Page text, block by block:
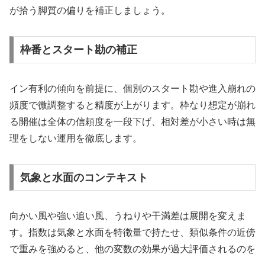
が拾う脚質の偏りを補正しましょう。
枠番とスタート勘の補正
イン有利の傾向を前提に、個別のスタート勘や進入崩れの
頻度で微調整すると精度が上がります。枠なり想定が崩れ
る開催は全体の信頼度を一段下げ、相対差が小さい時は無
理をしない運用を徹底します。
気象と水面のコンテキスト
向かい風や強い追い風、うねりや干満差は展開を変えま
す。指数は気象と水面を特徴量で持たせ、類似条件の近傍
で重みを強めると、他の変数の効果が過大評価されるのを